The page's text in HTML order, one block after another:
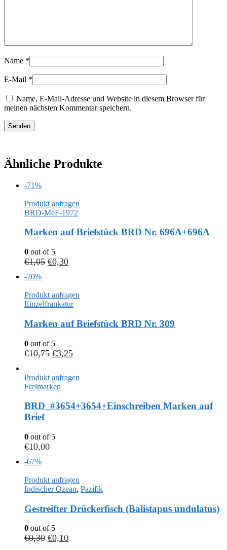
Name *
E-Mail *
Name, E-Mail-Adresse und Website in diesem Browser für
meinen nächsten Kommentar speichern.
Ähnliche Produkte
-71%
Produkt anfragen
BRD-MeF-1972
Marken auf Briefstück BRD Nr. 696A+696A
0 out of 5
€1,05 €0,30
-70%
Produkt anfragen
Einzelfrankatur
Marken auf Briefstück BRD Nr. 309
0 out of 5
€10,75 €3,25
Produkt anfragen
Freimarken
BRD_#3654+3654+Einschreiben Marken auf
Brief
0 out of 5
€10,00
-67%
Produkt anfragen
Indischer Ozean, Pazifik
Gestreifter Drückerfisch (Balistapus undulatus)
0 out of 5
€0,30 €0,10